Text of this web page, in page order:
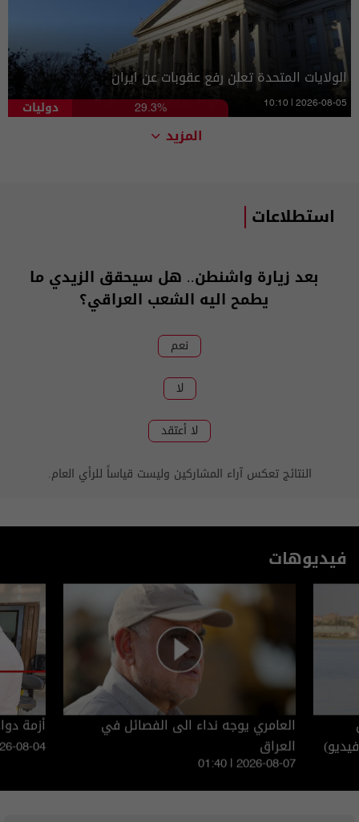
الولايات المتحدة تعلن رفع عقوبات عن ايران
دوليات 29.3% 10:10 | 2026-08-05
المزيد
استطلاعات
بعد زيارة واشنطن.. هل سيحقق الزيدي ما
يطمح اليه الشعب العراقي؟
نعم
لا
لا أعتقد
النتائج تعكس آراء المشاركين وليست قياساً للرأي العام.
فيديوهات
العامري يوجه نداء الى الفصائل في
العراق
01:40 | 2026-08-07
أزمة
08-04